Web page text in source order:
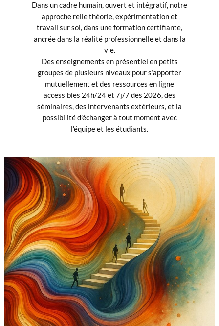
Dans un cadre humain, ouvert et intégratif, notre
approche relie théorie, expérimentation et
travail sur soi, dans une formation certifiante,
ancrée dans la réalité professionnelle et dans la
vie.
Des enseignements en présentiel en petits
groupes de plusieurs niveaux pour s’apporter
mutuellement et des ressources en ligne
accessibles 24h/24 et 7j/7 dès 2026, des
séminaires, des intervenants extérieurs, et la
possibilité d’échanger à tout moment avec
l’équipe et les étudiants.